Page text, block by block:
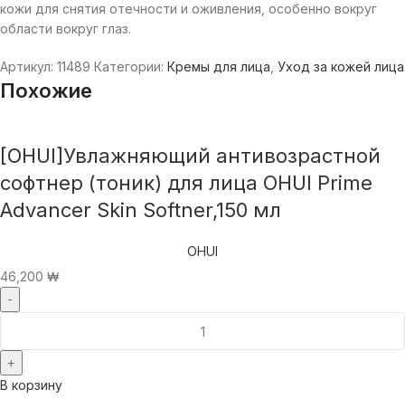
кожи для снятия отечности и оживления, особенно вокруг
области вокруг глаз.
Артикул: 11489 Категории: Кремы для лица Уход за кожей лица
Похожие
[OHUI]Увлажняющий антивозрастной
софтнер (тоник) для лица ОHUI Prime
Advancer Skin Softner,150 мл
OHUI
46,200 ₩
В корзину